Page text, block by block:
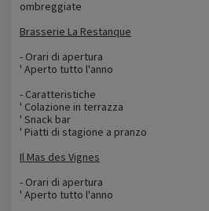
ombreggiate
Brasserie La Restanque
- Orari di apertura
' Aperto tutto l'anno
- Caratteristiche
' Colazione in terrazza
' Snack bar
' Piatti di stagione a pranzo
Il Mas des Vignes
- Orari di apertura
' Aperto tutto l'anno